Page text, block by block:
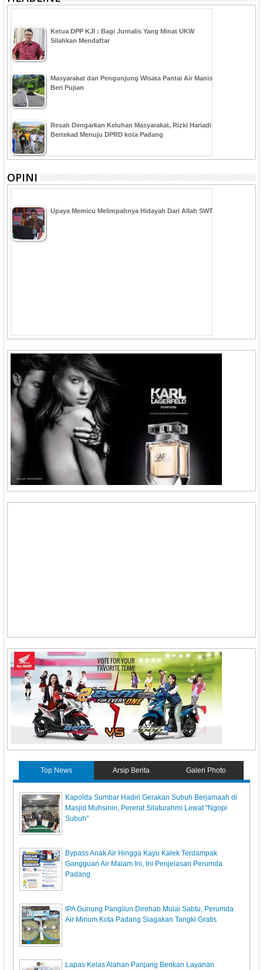
Ketua DPP KJI : Bagi Jurnalis Yang Minat UKW
Silahkan Mendaftar
Masyarakat dan Pengunjung Wisata Pantai Air Manis
Beri Pujian
Resah Dengarkan Keluhan Masyarakat, Rizki Hariadi
Bertekad Menuju DPRD kota Padang
OPINI
Upaya Memicu Melimpahnya Hidayah Dari Allah SWT
Top News Arsip Berita Galeri Photo
Kapolda Sumbar Hadiri Gerakan Subuh Berjamaah di
Masjid Muhsinin, Pererat Silaturahmi Lewat "Ngopi
Subuh"
Bypass Anak Air Hingga Kayu Kalek Terdampak
Gangguan Air Malam Ini, Ini Penjelasan Perumda
Padang
IPA Gunung Pangilun Direhab Mulai Sabtu, Perumda
Air Minum Kota Padang Siagakan Tangki Gratis
Lapas Kelas Alahan Panjang Berikan Layanan